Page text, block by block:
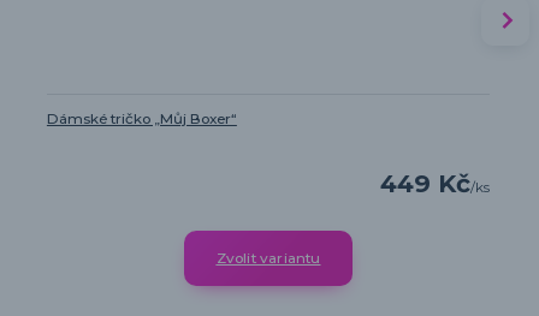
Dámské tričko „Můj Boxer“
449 Kč/ks
Zvolit variantu